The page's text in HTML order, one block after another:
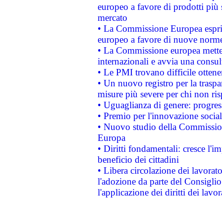
europeo a favore di prodotti
mercato
• La Commissione Europea
europeo a favore di nuove
• La Commissione europea
internazionali e avvia una
• Le PMI trovano difficile
• Un nuovo registro per la
misure più severe per chi non
• Uguaglianza di genere:
• Premio per l'innovazione
• Nuovo studio della
Europa
• Diritti fondamentali: cresce
beneficio dei cittadini
• Libera circolazione dei
l'adozione da parte del
l'applicazione dei diritti dei